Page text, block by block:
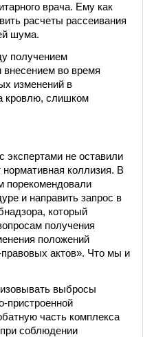
врача. Ему как
расчеты рассеивания
шума.
получением
внесением во время
изменений в
кровлю, слишком
экспертами не оставили
коллизия. В
порекомендовали
и направить запрос в
который
получения
положений
актов». Что мы и
выбросы
пристроенной
часть комплекса
соблюдении